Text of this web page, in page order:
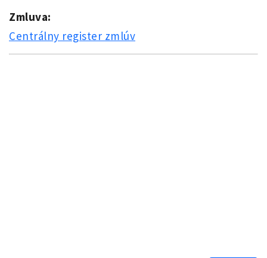
Zmluva:
Centrálny register zmlúv